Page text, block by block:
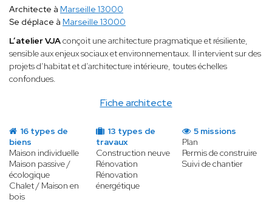
Fiche architecte
Architecte à Marseille 13000
Se déplace à Marseille 13000
L’atelier VJAconçoit une architecture pragmatique et résiliente,
sensible aux enjeux sociaux et environnementaux. Il intervient sur des
projets d’habitat et d’architecture intérieure, toutes échelles
confondues.
16 types de
biens
Maison individuelle
Maison passive /
écologique
Chalet / Maison en
bois
13 types de
travaux
Construction neuve
Rénovation
Rénovation
énergétique
5 missions
Plan
Permis de construire
Suivi de chantier